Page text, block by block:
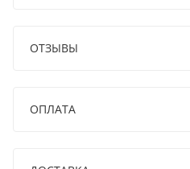
ОТЗЫВЫ
ОПЛАТА